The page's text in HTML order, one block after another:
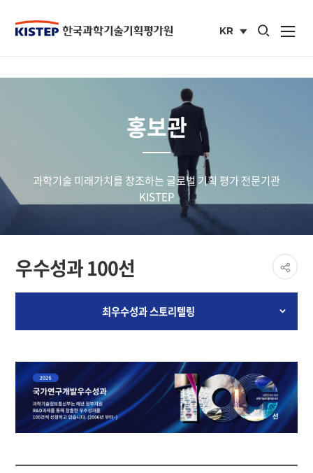
KR
통합검색 열기
사이트맵
홍보관
과학기술 미래가치를 창조하는 글로벌 기획 평가 전문기관
KISTEP
우수성과 100선
페이지
공유
share
최우수성과 스토리텔링